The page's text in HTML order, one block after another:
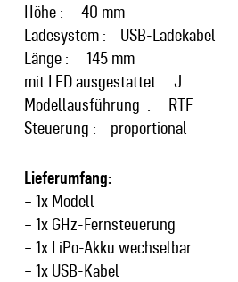
Höhe : 40 mm
Ladesystem : USB-Ladekabel
Länge : 145 mm
mit LED ausgestattet J
Modellausführung : RTF
Steuerung : proportional
Lieferumfang:
– 1x Modell
– 1x GHz-Fernsteuerung
– 1x LiPo-Akku wechselbar
– 1x USB-Kabel